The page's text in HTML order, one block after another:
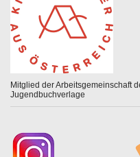
Mitglied der Arbeitsgemeinschaft
Jugendbuchverlage